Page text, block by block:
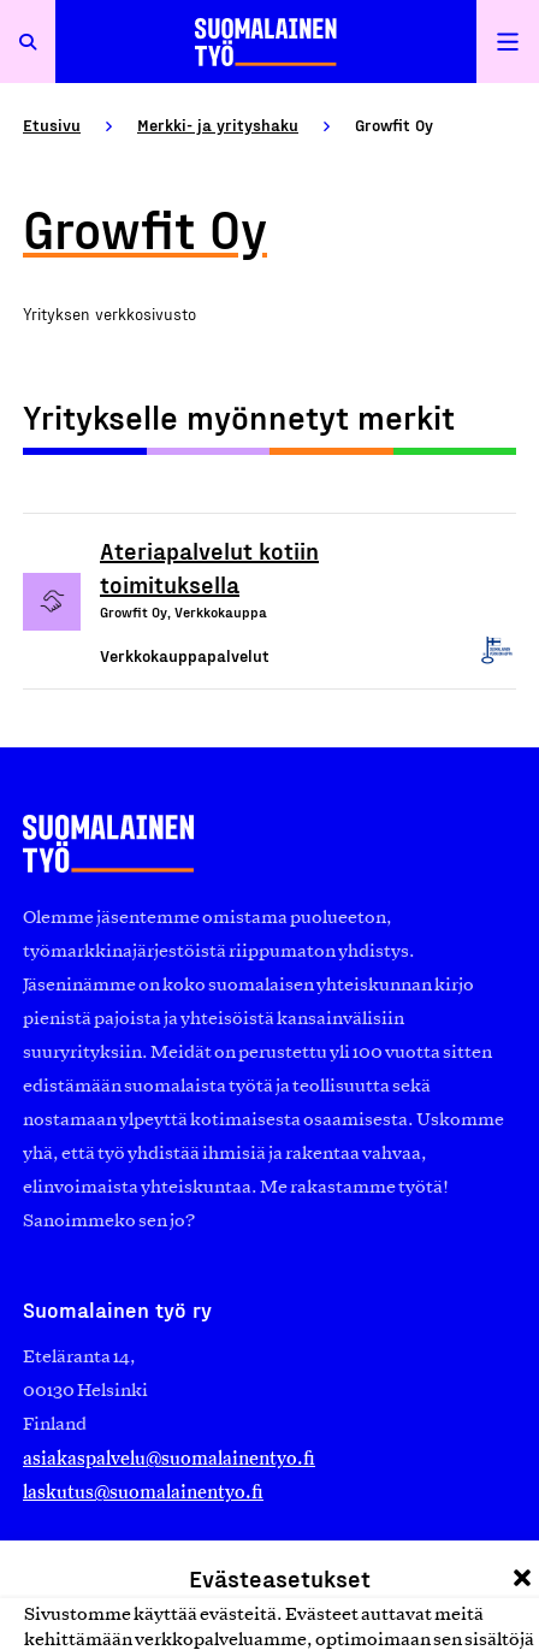
Evästeasetukset
Sivustomme käyttää evästeitä. Evästeet auttavat meitä
kehittämään verkkopalveluamme, optimoimaan sen sisältöjä
Etusivu Merkki- ja yrityshaku Growfit Oy
Growfit Oy
Yrityksen verkkosivusto
Yritykselle myönnetyt merkit
Ateriapalvelut kotiin
toimituksella
Growfit Oy, Verkkokauppa
Verkkokauppapalvelut
Olemme jäsentemme omistama puolueeton,
työmarkkinajärjestöistä riippumaton yhdistys.
Jäseninämme on koko suomalaisen yhteiskunnan kirjo
pienistä pajoista ja yhteisöistä kansainvälisiin
suuryrityksiin. Meidät on perustettu yli 100 vuotta sitten
edistämään suomalaista työtä ja teollisuutta sekä
nostamaan ylpeyttä kotimaisesta osaamisesta. Uskomme
yhä, että työ yhdistää ihmisiä ja rakentaa vahvaa,
elinvoimaista yhteiskuntaa. Me rakastamme työtä!
Sanoimmeko sen jo?
Suomalainen työ ry
Eteläranta 14,
00130 Helsinki
Finland
asiakaspalvelu@suomalainentyo.fi
laskutus@suomalainentyo.fi
Avainlippu